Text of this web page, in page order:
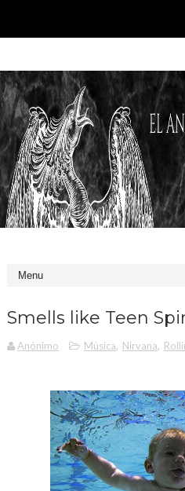
Smells like Teen
Anónimo Música, Nirvana,